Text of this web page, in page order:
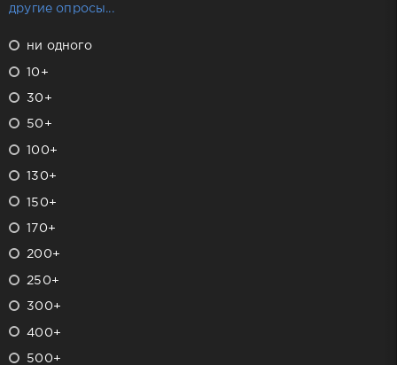
другие опросы...
ни одного
10+
30+
50+
100+
130+
150+
170+
200+
250+
300+
400+
500+